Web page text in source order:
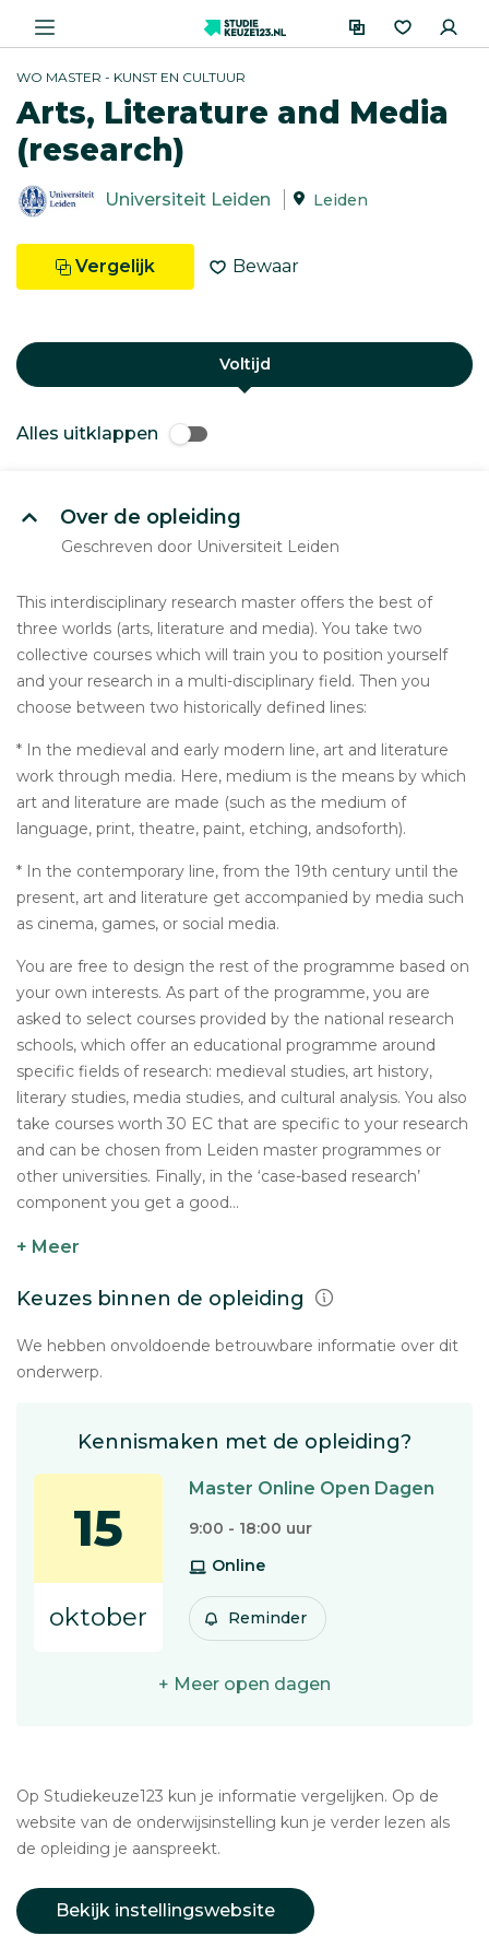
WO MASTER - KUNST EN CULTUUR
Arts, Literature and Media
(research)
Universiteit Leiden Leiden
Vergelijk Bewaar
Voltijd
Alles uitklappen
Over de opleiding
Geschreven door Universiteit Leiden
This interdisciplinary research master offers the best of
three worlds (arts, literature and media). You take two
collective courses which will train you to position yourself
and your research in a multi-disciplinary field. Then you
choose between two historically defined lines:
* In the medieval and early modern line, art and literature
work through media. Here, medium is the means by which
art and literature are made (such as the medium of
language, print, theatre, paint, etching, andsoforth).
* In the contemporary line, from the 19th century until the
present, art and literature get accompanied by media such
as cinema, games, or social media.
You are free to design the rest of the programme based on
your own interests. As part of the programme, you are
asked to select courses provided by the national research
schools, which offer an educational programme around
specific fields of research: medieval studies, art history,
literary studies, media studies, and cultural analysis. You also
take courses worth 30 EC that are specific to your research
and can be chosen from Leiden master programmes or
other universities. Finally, in the ‘case-based research’
component you get a good...
+ Meer
Keuzes binnen de opleiding
We hebben onvoldoende betrouwbare informatie over dit
onderwerp.
Kennismaken met de opleiding?
15
oktober
Master Online Open Dagen
9:00 - 18:00 uur
Online
Reminder
+ Meer open dagen
Op Studiekeuze123 kun je informatie vergelijken. Op de
website van de onderwijsinstelling kun je verder lezen als
de opleiding je aanspreekt.
Bekijk instellingswebsite